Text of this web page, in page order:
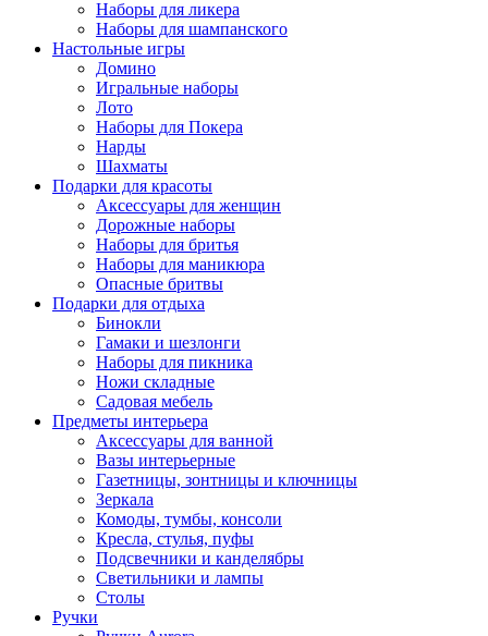
Наборы для ликера
Наборы для шампанского
Настольные игры
Домино
Игральные наборы
Лото
Наборы для Покера
Нарды
Шахматы
Подарки для красоты
Аксессуары для женщин
Дорожные наборы
Наборы для бритья
Наборы для маникюра
Опасные бритвы
Подарки для отдыха
Бинокли
Гамаки и шезлонги
Наборы для пикника
Ножи складные
Садовая мебель
Предметы интерьера
Аксессуары для ванной
Вазы интерьерные
Газетницы, зонтницы и ключницы
Зеркала
Комоды, тумбы, консоли
Кресла, стулья, пуфы
Подсвечники и канделябры
Светильники и лампы
Столы
Ручки